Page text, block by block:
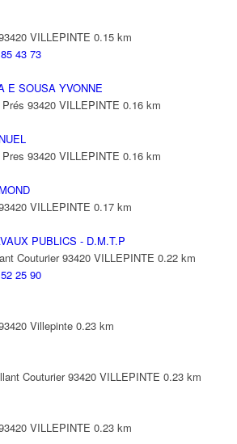
VILLEPINTE 0.15 km
43 73
E SOUSA YVONNE
93420 VILLEPINTE 0.16 km
93420 VILLEPINTE 0.16 km
VILLEPINTE 0.17 km
PUBLICS - D.M.T.P
Couturier 93420 VILLEPINTE 0.22 km
25 90
Villepinte 0.23 km
Couturier 93420 VILLEPINTE 0.23 km
VILLEPINTE 0.23 km